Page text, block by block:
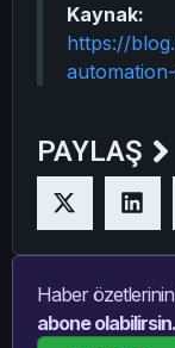
Kaynak:
https://
PAYLAŞ
Haber
abone olabilirsin.